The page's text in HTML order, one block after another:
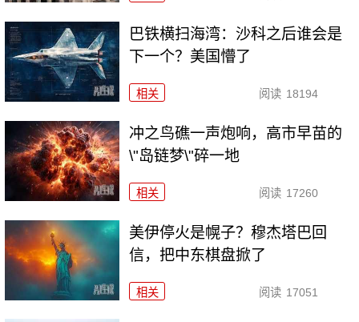
巴铁横扫海湾：沙科之后谁会是
下一个？美国懵了
相关 阅读 18194
冲之鸟礁一声炮响，高市早苗的
\"岛链梦\"碎一地
相关 阅读 17260
美伊停火是幌子？穆杰塔巴回
信，把中东棋盘掀了
相关 阅读 17051